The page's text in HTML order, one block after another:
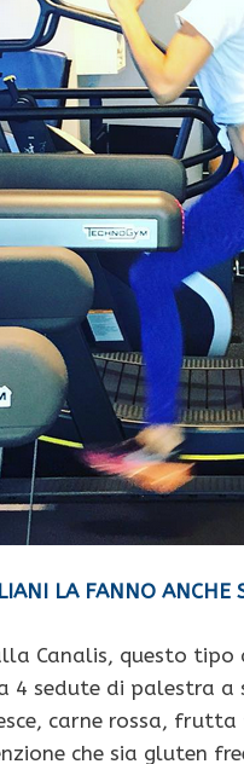
LA FANNO
Canalis, questo
sedute di palestra a
carne rossa,
che sia gluten